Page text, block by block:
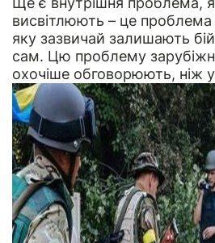
висвітлюють – це
яку зазвичай залишають
сам. Цю проблему
охочіше обговорюють, ніж